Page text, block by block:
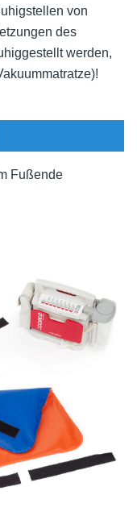
von
des
werden,
Fußende